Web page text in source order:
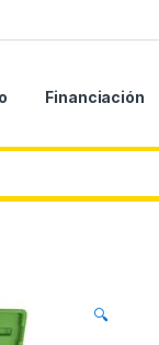
Financiación
🔍